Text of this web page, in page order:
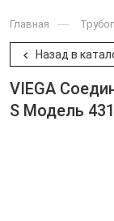
Главная
Назад в
VIEGA
S Модель